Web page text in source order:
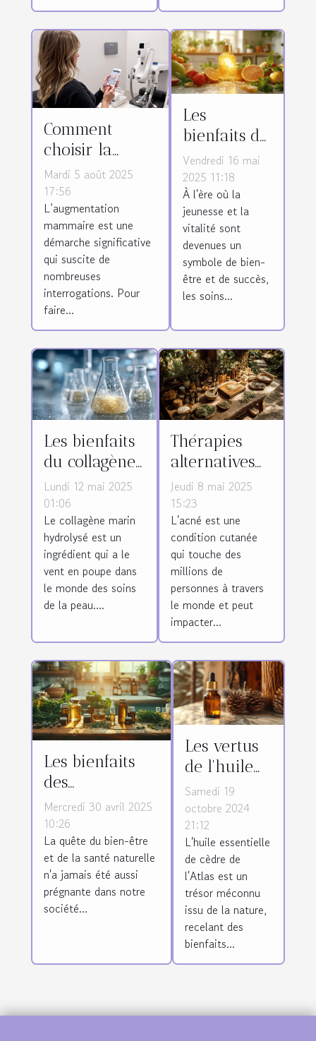
Comment
choisir la
méthode
d'augmentation
mammaire
adaptée à vos
besoins ?
Mardi 5 août 2025
17:56
L’augmentation
mammaire est une
démarche significative
qui suscite de
nombreuses
interrogations. Pour
faire...
Les
bienfaits du
collagène
coréen dans
les soins
anti-âge
Vendredi 16 mai
2025 11:18
À l'ère où la
jeunesse et la
vitalité sont
devenues un
symbole de bien-
être et de succès,
les soins...
Les bienfaits
du collagène
marin
hydrolysé
pour la peau
Lundi 12 mai 2025
01:06
Le collagène marin
hydrolysé est un
ingrédient qui a le
vent en poupe dans
le monde des soins
de la peau....
Thérapies
alternatives
pour lutter
contre l'acné
résultats et
méthodes
Jeudi 8 mai 2025
15:23
L'acné est une
condition cutanée
qui touche des
millions de
personnes à travers
le monde et peut
impacter...
Les bienfaits
des
cosmétiques
naturels et de
l'aromathérapie
pour la santé
Mercredi 30 avril 2025
10:26
La quête du bien-être
et de la santé naturelle
n'a jamais été aussi
prégnante dans notre
société...
Les vertus
de l'huile
essentielle
de cèdre de
l'Atlas pour
la peau
Samedi 19
octobre 2024
21:12
L'huile essentielle
de cèdre de
l'Atlas est un
trésor méconnu
issu de la nature,
recelant des
bienfaits...